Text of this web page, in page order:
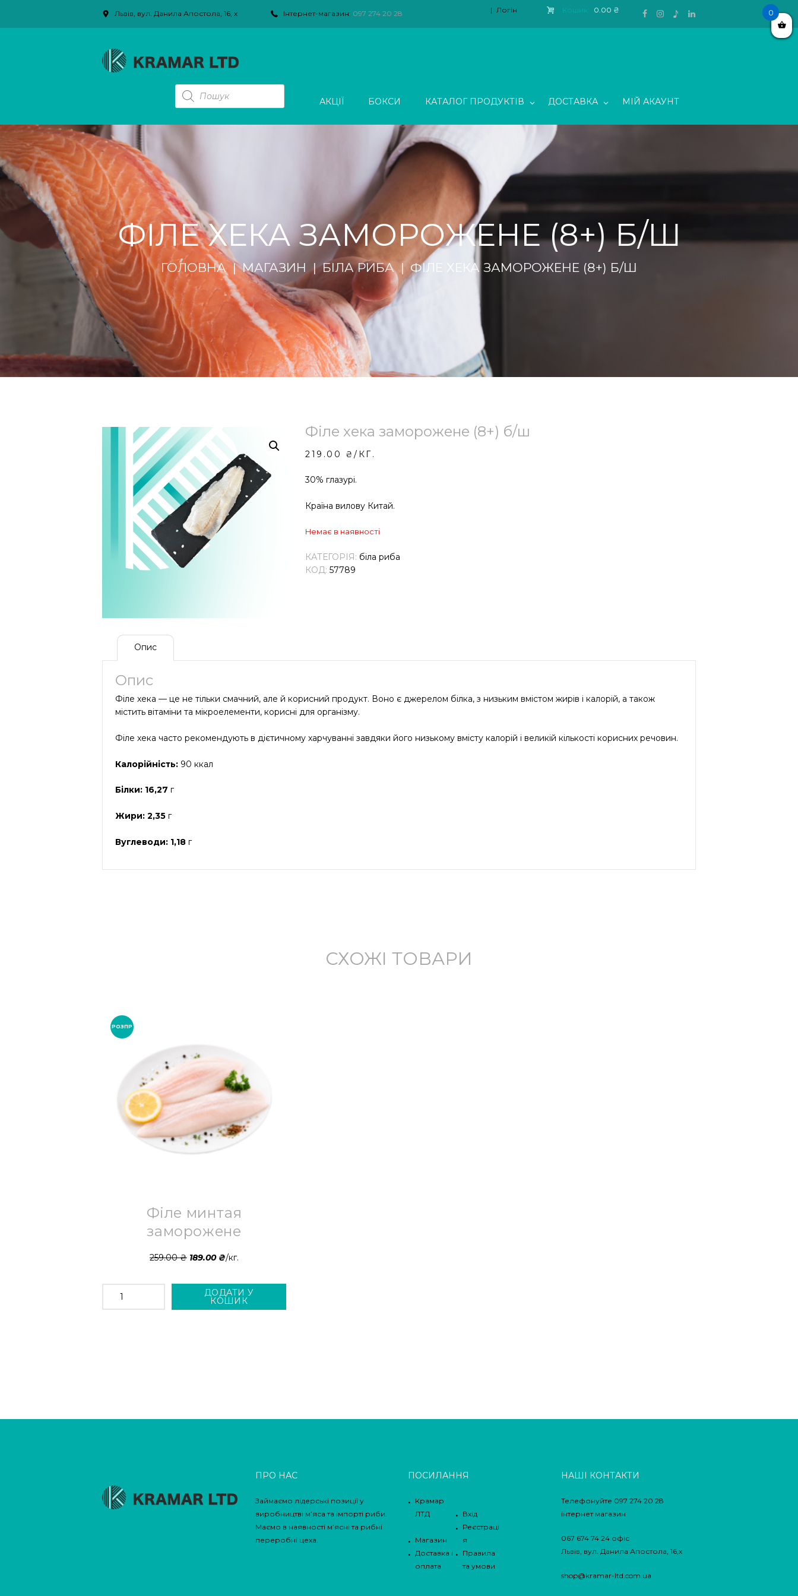
Львів, вул. Данила Апостола, 16, х Інтернет-магазин: 097 274 20 28 Логін Кошик: 0.00 ₴
PRODUCTS
SEARCH
АКЦІЇ БОКСИ КАТАЛОГ ПРОДУКТІВ ДОСТАВКА МІЙ АКАУНТ
ФІЛЕ ХЕКА ЗАМОРОЖЕНЕ (8+) Б/Ш
ГОЛОВНА МАГАЗИН БІЛА РИБА ФІЛЕ ХЕКА ЗАМОРОЖЕНЕ (8+) Б/Ш
Філе хека заморожене (8+) б/ш
219.00 ₴ /КГ.
30% глазурі.
Країна вилову Китай.
Немає в наявності
КАТЕГОРІЯ: біла риба
КОД: 57789
Опис
Опис
Філе хека — це не тільки смачний, але й корисний продукт. Воно є джерелом білка, з низьким вмістом жирів і калорій, а також
містить вітаміни та мікроелементи, корисні для організму.
Філе хека часто рекомендують в дієтичному харчуванні завдяки його низькому вмісту калорій і великій кількості корисних речовин.
Калорійність: 90 ккал
Білки: 16,27 г
Жири: 2,35 г
Вуглеводи: 1,18 г
СХОЖІ ТОВАРИ
РОЗПР
Філе минтая
заморожене
259.00₴ 189.00 ₴/кг.
ФІЛЕ
МИНТАЯ
КІЛЬКІСТЬ
ДОДАТИ У
КОШИК
ПРО НАС
Займаємо лідерські позиції у
виробництві м’яса та імпорті риби.
Маємо в наявності м’ясні та рибні
переробні цеха.
ПОСИЛАННЯ
Крамар
ЛТД
Вхід
Магазин
Реєстраці
я
Доставка і
оплата
Правила
та умови
НАШІ КОНТАКТИ
Телефонуйте 097 274 20 28
інтернет магазин
067 674 74 24 офіс
Львів, вул. Данила Апостола, 16,х
shop@kramar-ltd.com.ua
0